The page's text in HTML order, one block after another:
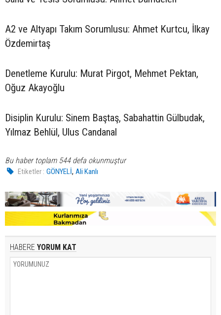
A2 ve Altyapı Takım Sorumlusu: Ahmet Kurtcu, İlkay
Özdemirtaş
Denetleme Kurulu: Murat Pirgot, Mehmet Pektan,
Oğuz Akayoğlu
Disiplin Kurulu: Sinem Baştaş, Sabahattin Gülbudak,
Yılmaz Behlül, Ulus Candanal
Bu haber toplam 544 defa okunmuştur
Etiketler : GÖNYELİ,Ali Kanlı
HABERE YORUM KAT